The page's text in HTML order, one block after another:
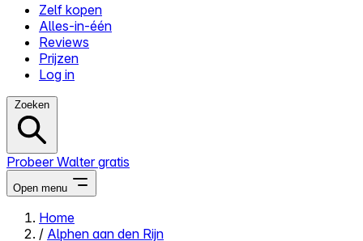
Zelf kopen
Alles-in-één
Reviews
Prijzen
Log in
Zoeken
Probeer Walter gratis
Open menu
Home
/ Alphen aan den Rijn